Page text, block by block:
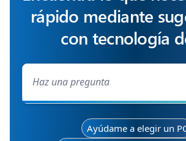
rápido mediante
con tecnología
Ayúdame a elegir un